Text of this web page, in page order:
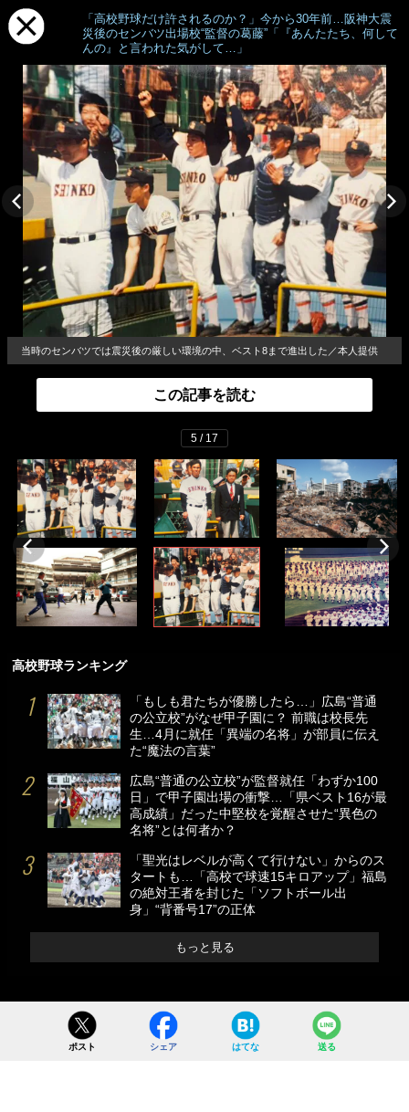
「高校野球だけ許されるのか？」今から30年前…阪神大震
災後のセンバツ出場校“監督の葛藤”「『あんたたち、何して
んの』と言われた気がして…」
当時のセンバツでは震災後の厳しい環境の中、ベスト8まで進出した／本人提供
この記事を読む
5 / 17
高校野球ランキング
「もしも君たちが優勝したら…」広島“普通
の公立校”がなぜ甲子園に？ 前職は校長先
生…4月に就任「異端の名将」が部員に伝え
た“魔法の言葉”
広島“普通の公立校”が監督就任「わずか100
日」で甲子園出場の衝撃…「県ベスト16が最
高成績」だった中堅校を覚醒させた“異色の
名将”とは何者か？
「聖光はレベルが高くて行けない」からのス
タートも…「高校で球速15キロアップ」福島
の絶対王者を封じた「ソフトボール出
身」“背番号17”の正体
もっと見る
ポスト シェア はてな 送る